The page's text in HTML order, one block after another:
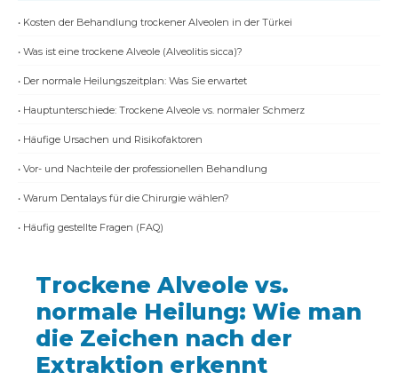
• Kosten der Behandlung trockener Alveolen in der Türkei
• Was ist eine trockene Alveole (Alveolitis sicca)?
• Der normale Heilungszeitplan: Was Sie erwartet
• Hauptunterschiede: Trockene Alveole vs. normaler Schmerz
• Häufige Ursachen und Risikofaktoren
• Vor- und Nachteile der professionellen Behandlung
• Warum Dentalays für die Chirurgie wählen?
• Häufig gestellte Fragen (FAQ)
Trockene Alveole vs.
normale Heilung: Wie man
die Zeichen nach der
Extraktion erkennt